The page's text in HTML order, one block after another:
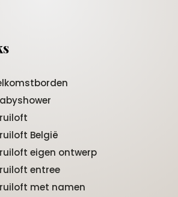
België
eigen ontwerp
entree
met namen